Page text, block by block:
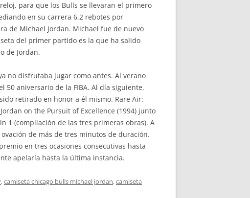
para que los Bulls se llevaran el primero
en su carrera 6,2 rebotes por
de Michael Jordan. Michael fue de nuevo
del primer partido es la que ha salido
de Jordan.
no disfrutaba jugar como antes. Al verano
aniversario de la FIBA. Al día siguiente,
retirado en honor a él mismo. Rare Air:
on the Pursuit of Excellence (1994) junto
1 (compilación de las tres primeras obras). A
de más de tres minutos de duración.
en tres ocasiones consecutivas hasta
apelaría hasta la última instancia.
,camiseta chicago bulls michael jordan,camiseta